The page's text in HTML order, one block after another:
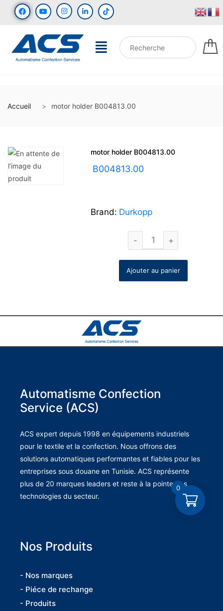
Accueil motor holder B004813.00
motor holder B004813.00
B004813.00
Brand: Durkopp
Ajouter au panier
Automatisme Confection
Service (ACS)
ACS expert depuis 1998 en équipements industriels
pour le textile et la confection. Nous offrons des
solutions automatiques performantes et fiables pour les
entreprises sous douane en Tunisie. ACS représente
plus de 20 marques leaders et reste à la pointe des
technologies du secteur.
Nos Produits
- Nos marques
- Piéce de rechange
- Produits
0